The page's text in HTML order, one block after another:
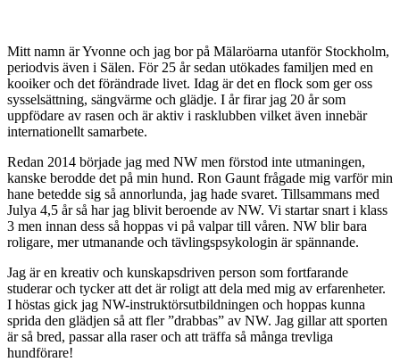
Mitt namn är Yvonne och jag bor på Mälaröarna utanför Stockholm,
periodvis även i Sälen. För 25 år sedan utökades familjen med en
kooiker och det förändrade livet. Idag är det en flock som ger oss
sysselsättning, sängvärme och glädje. I år firar jag 20 år som
uppfödare av rasen och är aktiv i rasklubben vilket även innebär
internationellt samarbete.
Redan 2014 började jag med NW men förstod inte utmaningen,
kanske berodde det på min hund. Ron Gaunt frågade mig varför min
hane betedde sig så annorlunda, jag hade svaret. Tillsammans med
Julya 4,5 år så har jag blivit beroende av NW. Vi startar snart i klass
3 men innan dess så hoppas vi på valpar till våren. NW blir bara
roligare, mer utmanande och tävlingspsykologin är spännande.
Jag är en kreativ och kunskapsdriven person som fortfarande
studerar och tycker att det är roligt att dela med mig av erfarenheter.
I höstas gick jag NW-instruktörsutbildningen och hoppas kunna
sprida den glädjen så att fler ”drabbas” av NW. Jag gillar att sporten
är så bred, passar alla raser och att träffa så många trevliga
hundförare!